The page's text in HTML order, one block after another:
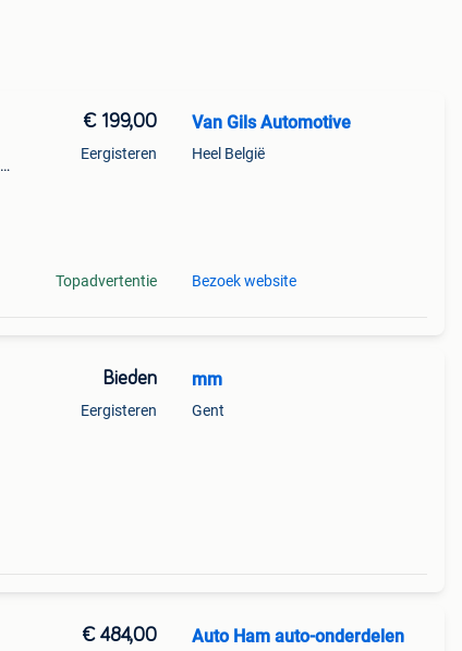
€ 199,00
Eergisteren
Topadvertentie
Van Gils Automotive
Heel België
Bezoek website
Bieden
Eergisteren
mm
Gent
€ 484,00 Auto Ham auto-onderdelen